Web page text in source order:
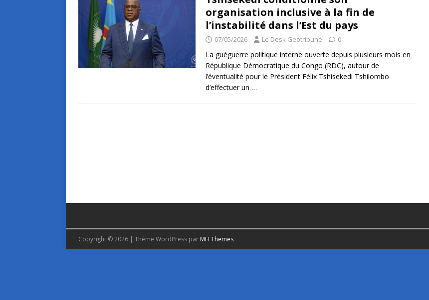
organisation inclusive à la fin de
l’instabilité dans l’Est du pays
07/05/2026 Le Desk Geotribune 0
La guéguerre politique interne ouverte depuis plusieurs mois en
République Démocratique du Congo (RDC), autour de
l’éventualité pour le Président Félix Tshisekedi Tshilombo
d’effectuer un …
Copyright © 2026 | Thème WordPress par MH Themes